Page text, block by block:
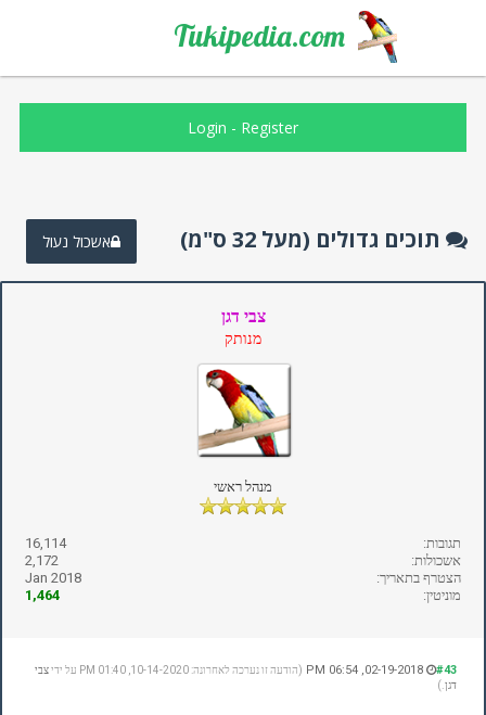
Tukipedia.com
Login - Register
אשכול נעול תוכים גדולים (מעל 32 ס"מ)
צבי דגן
מנותק
מנהל ראשי
תגובות:
16,114
אשכולות:
2,172
הצטרף בתאריך:
Jan 2018
מוניטין:
1,464
#43 (הודעה זו נערכה לאחרונה: 10-14-2020, 01:40 PM על ידי
צבי
דגן .)